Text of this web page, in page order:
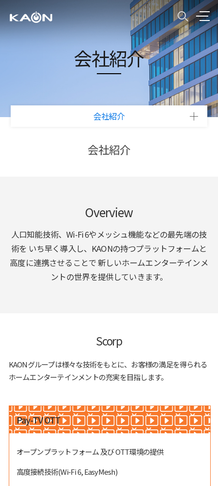
会社紹介
会社紹介
会社紹介
Overview
人口知能技術、Wi-Fi 6やメッシュ機能などの最先端の技
術を いち早く導入し、KAONの持つプラットフォームと
高度に連携させることで新しいホームエンターテインメ
ントの世界を提供していきます。
Scorp
KAONグループは様々な技術をもとに、お客様の満足を得られる
ホームエンターテインメントの充実を目指します。
Pay-TV OTT
オープンプラットフォーム 及び OTT環境の提供
高度接続技術(Wi-Fi 6, EasyMesh)